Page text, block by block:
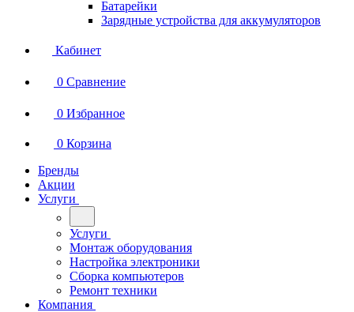
Батарейки
Зарядные устройства для аккумуляторов
Кабинет
0 Сравнение
0 Избранное
0 Корзина
Бренды
Акции
Услуги
Услуги
Монтаж оборудования
Настройка электроники
Сборка компьютеров
Ремонт техники
Компания